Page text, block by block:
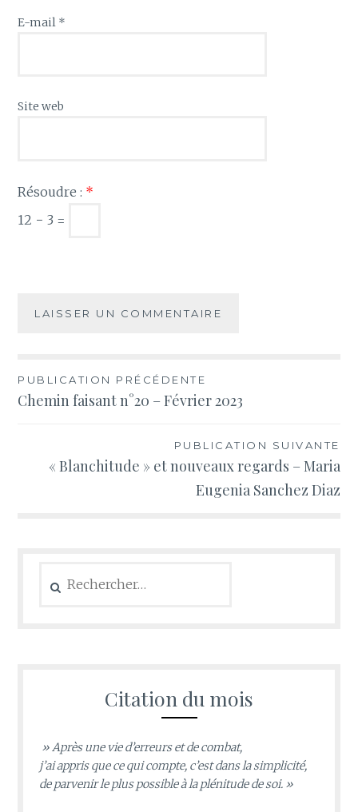
E-mail *
Site web
Résoudre : *
12 − 3 =
Navigation
de
PUBLICATION PRÉCÉDENTE
Chemin faisant n°20 – Février 2023
PUBLICATION SUIVANTE
« Blanchitude » et nouveaux regards – Maria
Eugenia Sanchez Diaz
Citation du mois
» Après une vie d’erreurs et de combat,
j’ai appris que ce qui compte, c’est dans la simplicité,
de parvenir le plus possible à la plénitude de soi. »